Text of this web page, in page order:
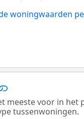
woningwaarden
meeste voor in het
tussenwoningen.